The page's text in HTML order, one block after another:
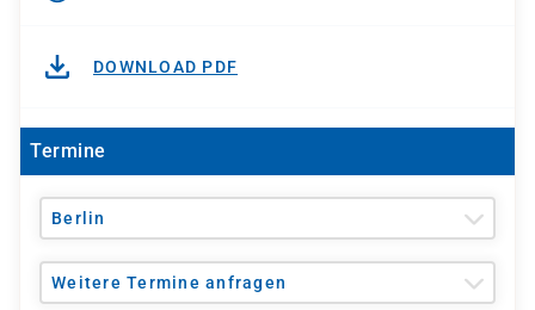
DOWNLOAD PDF
Termine
Berlin
Weitere Termine anfragen